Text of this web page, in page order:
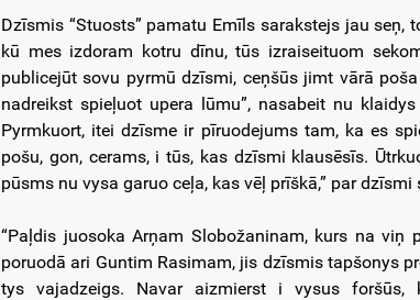
Dzīsmis “Stuosts” pamatu Emīls sarakstejs jau
kū mes izdoram kotru dīnu, tūs izraiseituom
publicejūt sovu pyrmū dzīsmi, ceņšūs jimt vārā
nadreikst spieļuot upera lūmu”, nasabeit nu
Pyrmkuort, itei dzīsme ir pīruodejums tam, ka es
pošu, gon, cerams, i tūs, kas dzīsmi klausēsīs.
pūsms nu vysa garuo ceļa, kas vēļ prīškā,” par dzīsmi
“Paļdis juosoka Arņam Slobožaninam, kurs na
poruodā ari Guntim Rasimam, jis dzīsmis tapšonys
tys vajadzeigs. Navar aizmierst i vysus